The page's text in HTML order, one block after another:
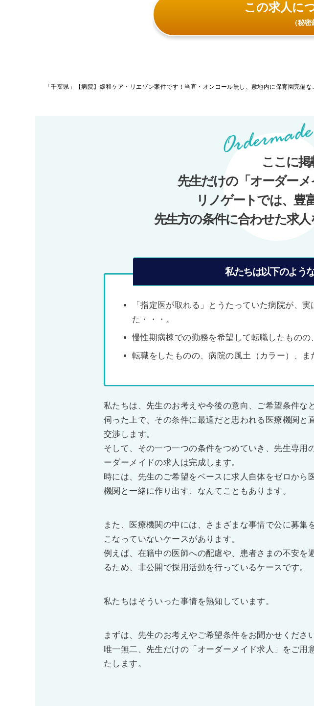
この求人に
（秘
ここに
先生だけの「オーダーメ
リノゲートでは、豊
先生方の条件に合わせた求
私たちは以下のよう
「指定医が取れる」とうたっていた病院が、
た・・・。
慢性期病棟での勤務を希望して転職したもの
転職をしたものの、病院の風土（カラー）、
私たちは、先生のお考えや今後の意向、ご希望条件な
伺った上で、その条件に最適だと思われる医療機関と
交渉します。
そして、その一つ一つの条件をつめていき、先生専用
ーダーメイドの求人は完成します。
時には、先生のご希望をベースに求人自体をゼロから
機関と一緒に作り出す、なんてこともあります。
また、医療機関の中には、さまざまな事情で公に募集
こなっていないケースがあります。
例えば、在籍中の医師への配慮や、患者さまの不安を
るため、非公開で採用活動を行っているケースです。
私たちはそういった事情を熟知しています。
まずは、先生のお考えやご希望条件をお聞かせください
唯一無二、先生だけの「オーダーメイド求人」をご用
たします。